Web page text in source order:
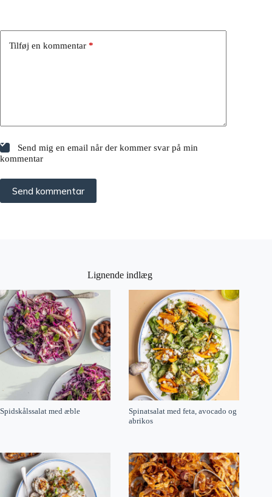
Tilføj en kommentar *
Send mig en email når der kommer svar på min
kommentar
Send kommentar
Lignende indlæg
Spidskålssalat med æble
Spinatsalat med feta, avocado og
abrikos